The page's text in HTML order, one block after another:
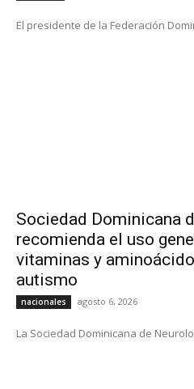
El presidente de la Federación
Sociedad Dominicana
recomienda el uso
vitaminas y
autismo
nacionales agosto 6, 2026
La Sociedad Dominicana de